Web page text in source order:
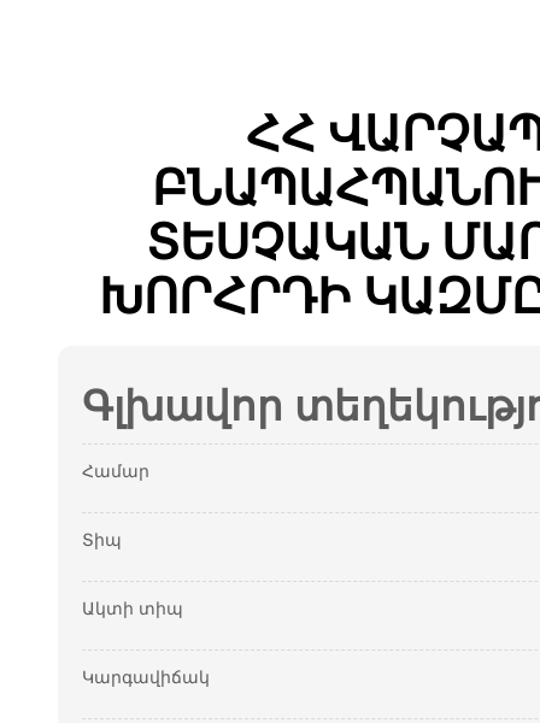
ՀՀ
ՏԵՍՉԱԿԱՆ
ԽՈՐՀՐԴԻ
Գլխավոր
Համար
Տիպ
Ակտի տիպ
Կարգավիճակ